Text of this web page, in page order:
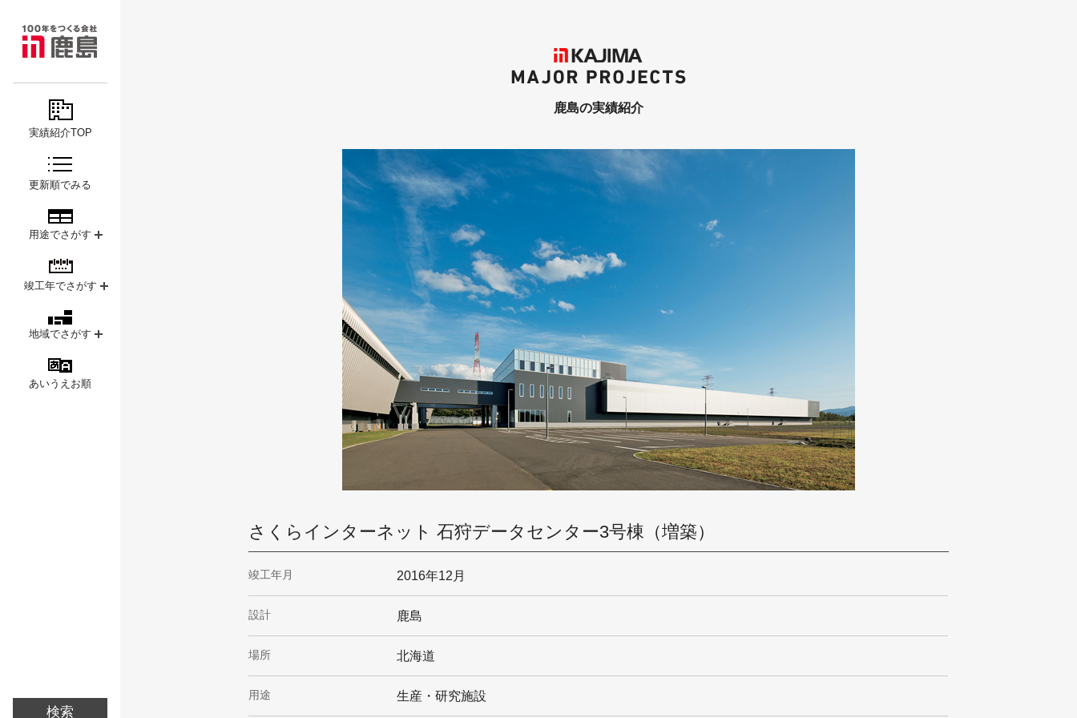
PROJECTS
実績紹介TOP
更新順でみる
用途でさがす
竣工年でさがす
地域でさがす
あいうえお順
KAJIMA
鹿島の実績紹介
さくらインターネット 石狩データセンター3号棟（増築）
竣工年月 2016年12月
設計 鹿島
場所 北海道
用途 生産・研究施設